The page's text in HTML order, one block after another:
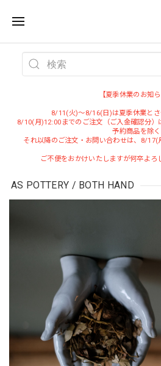
【夏季休業のお知ら
8/11(火)～8/16(日)は夏季休業とさ
8/10(月)12:00までのご注文（ご入金確認分
予約商品を除く
それ以降のご注文・お問い合わせは、8/17(
ご不便をおかけいたしますが何卒よろ
AS POTTERY / BOTH HAND